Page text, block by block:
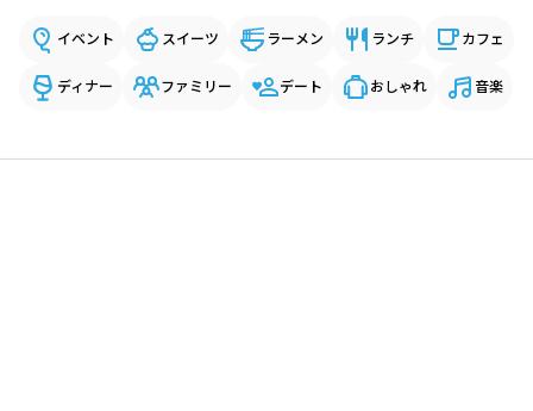
イベント スイーツ ラーメン ランチ カフェ
ディナー ファミリー デート おしゃれ 音楽